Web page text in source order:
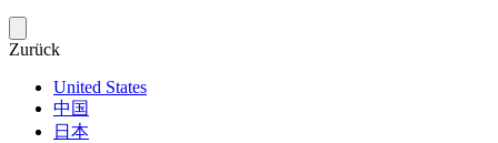
Zurück
United States
中国
日本